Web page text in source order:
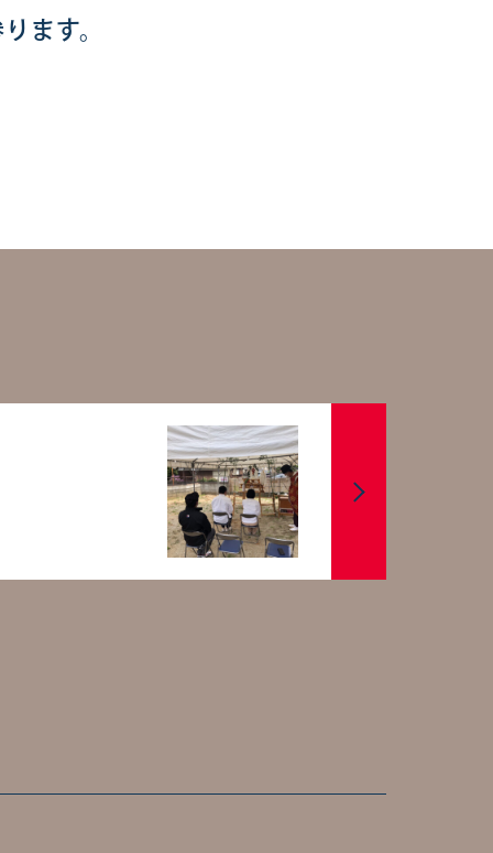
ます。